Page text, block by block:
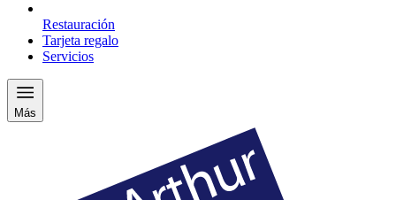
Restauración
Tarjeta regalo
Servicios
Más